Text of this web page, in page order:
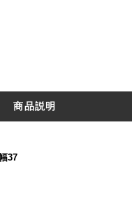
商品説明
37